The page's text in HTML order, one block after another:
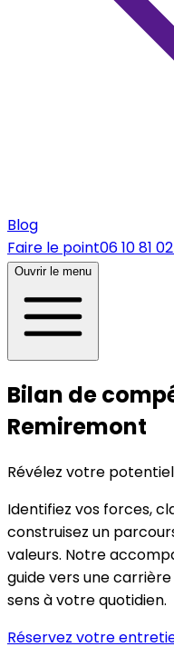
Blog
Faire le point06 10 81
Ouvrir le menu
Bilan de
Remiremont
Révélez votre
Identifiez vos forces,
construisez un
valeurs. Notre
guide vers une
sens à votre quotidien.
Réservez votre